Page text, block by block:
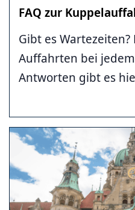
FAQ zur
Gibt es Wartezeiten?
Auffahrten bei
Antworten gibt es